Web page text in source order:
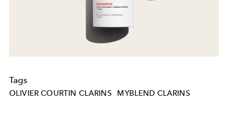
Tags
OLIVIER COURTIN CLARINS MYBLEND CLARINS